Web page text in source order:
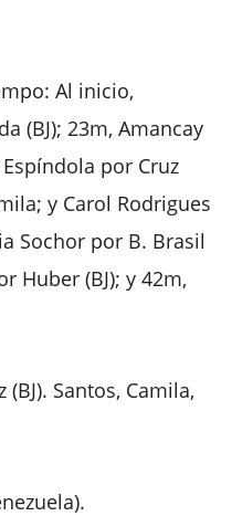
Al inicio,
(BJ); 23m, Amancay
por Cruz
y Carol Rodrigues
Sochor por B. Brasil
Huber (BJ); y 42m,
Santos, Camila,